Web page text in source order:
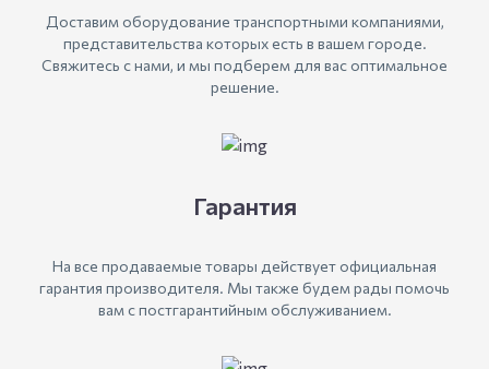
Доставим оборудование транспортными компаниями,
представительства которых есть в вашем городе.
Свяжитесь с нами, и мы подберем для вас оптимальное
решение.
Гарантия
На все продаваемые товары действует официальная
гарантия производителя. Мы также будем рады помочь
вам с постгарантийным обслуживанием.